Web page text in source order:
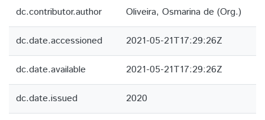
dc.contributor.author Oliveira, Osmarina de (Org.)
dc.date.accessioned 2021-05-21T17:29:26Z
dc.date.available 2021-05-21T17:29:26Z
dc.date.issued 2020